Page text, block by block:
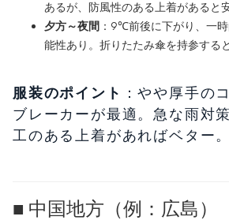
あるが、防風性のある上着があると安
夕方～夜間 ：9℃前後に下がり、一
能性あり。折りたたみ傘を持参すると
服装のポイント ：やや厚手の
ブレーカーが最適。急な雨対
工のある上着があればベター。
■ 中国地方（例：広島）